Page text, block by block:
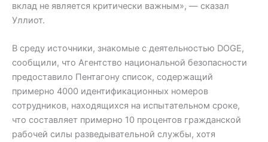
вклад не является критически важным», — сказал
Уллиот.
В среду источники, знакомые с деятельностью DOGE,
сообщили, что Агентство национальной безопасности
предоставило Пентагону список, содержащий
примерно 4000 идентификационных номеров
сотрудников, находящихся на испытательном сроке,
что составляет примерно 10 процентов гражданской
рабочей силы разведывательной службы, хотя